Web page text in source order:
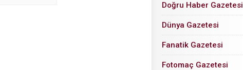
Doğru Haber Gazetesi
Dünya Gazetesi
Fanatik Gazetesi
Fotomaç Gazetesi